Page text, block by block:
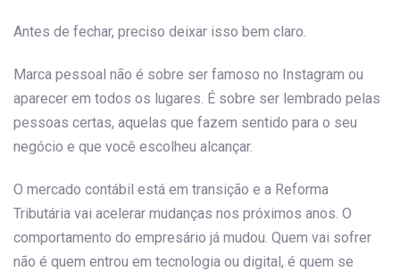
Antes de fechar, preciso deixar isso bem claro.
Marca pessoal não é sobre ser famoso no Instagram ou
aparecer em todos os lugares. É sobre ser lembrado pelas
pessoas certas, aquelas que fazem sentido para o seu
negócio e que você escolheu alcançar.
O mercado contábil está em transição e a Reforma
Tributária vai acelerar mudanças nos próximos anos. O
comportamento do empresário já mudou. Quem vai sofrer
não é quem entrou em tecnologia ou digital, é quem se